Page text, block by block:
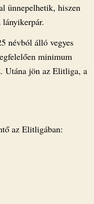
ünnepelhetik, hiszen
lányikerpár.
névból álló vegyes
minimum
Utána jön az Elitliga, a
az Elitligában: